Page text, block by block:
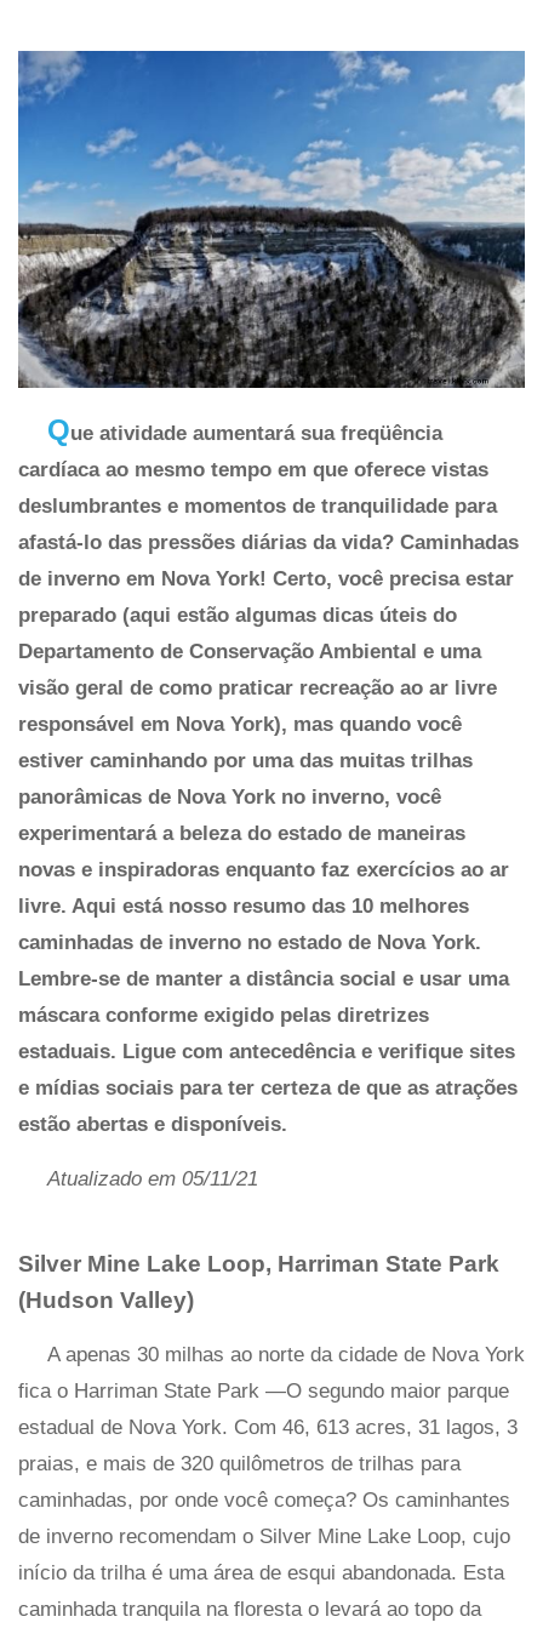
Que atividade aumentará sua freqüência
cardíaca ao mesmo tempo em que oferece vistas
deslumbrantes e momentos de tranquilidade para
afastá-lo das pressões diárias da vida? Caminhadas
de inverno em Nova York! Certo, você precisa estar
preparado (aqui estão algumas dicas úteis do
Departamento de Conservação Ambiental e uma
visão geral de como praticar recreação ao ar livre
responsável em Nova York), mas quando você
estiver caminhando por uma das muitas trilhas
panorâmicas de Nova York no inverno, você
experimentará a beleza do estado de maneiras
novas e inspiradoras enquanto faz exercícios ao ar
livre. Aqui está nosso resumo das 10 melhores
caminhadas de inverno no estado de Nova York.
Lembre-se de manter a distância social e usar uma
máscara conforme exigido pelas diretrizes
estaduais. Ligue com antecedência e verifique sites
e mídias sociais para ter certeza de que as atrações
estão abertas e disponíveis.
Atualizado em 05/11/21
Silver Mine Lake Loop, Harriman State Park
(Hudson Valley)
A apenas 30 milhas ao norte da cidade de Nova York
fica o Harriman State Park —O segundo maior parque
estadual de Nova York. Com 46, 613 acres, 31 lagos, 3
praias, e mais de 320 quilômetros de trilhas para
caminhadas, por onde você começa? Os caminhantes
de inverno recomendam o Silver Mine Lake Loop, cujo
início da trilha é uma área de esqui abandonada. Esta
caminhada tranquila na floresta o levará ao topo da